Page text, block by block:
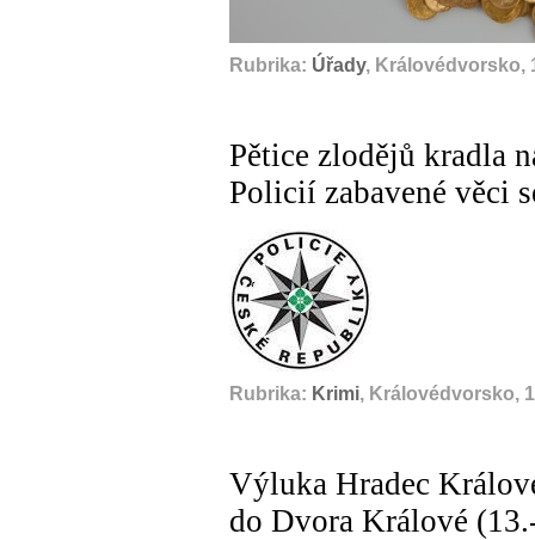
Rubrika: Úřady, Královédvorsko,
Pětice zlodějů kradla
Policií zabavené věci
Rubrika: Krimi, Královédvorsko,
Výluka Hradec
do Dvora Králové